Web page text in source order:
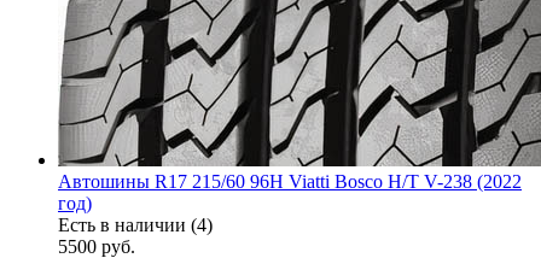
Автошины R17 215/60 96H Viatti Bosco H/T V-238 (2022
год)
Есть в наличии (4)
5500 руб.